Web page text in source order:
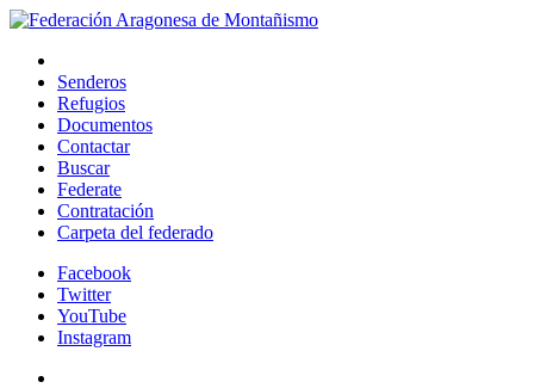
Senderos
Refugios
Documentos
Contactar
Buscar
Federate
Contratación
Carpeta del federado
Facebook
Twitter
YouTube
Instagram